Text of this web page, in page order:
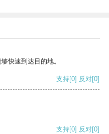
快速到达目的地。
支持[0] 反对[0]
支持[0] 反对[0]